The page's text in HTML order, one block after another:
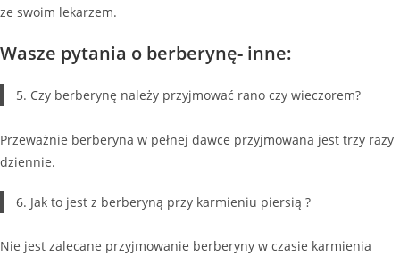
ze swoim lekarzem.
Wasze pytania o berberynę- inne:
5. Czy berberynę należy przyjmować rano czy wieczorem?
Przeważnie berberyna w pełnej dawce przyjmowana jest trzy razy
dziennie.
6. Jak to jest z berberyną przy karmieniu piersią ?
Nie jest zalecane przyjmowanie berberyny w czasie karmienia